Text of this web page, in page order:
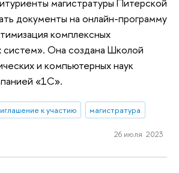
документы на онлайн-программу
комплексных
Она создана Школой
и компьютерных наук
«1С».
к участию магистратура
26 июля 2023